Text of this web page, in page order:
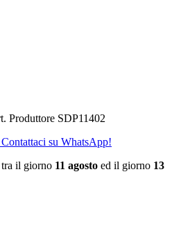
Produttore SDP11402
su WhatsApp!
tra il giorno 11 agosto ed il giorno 13